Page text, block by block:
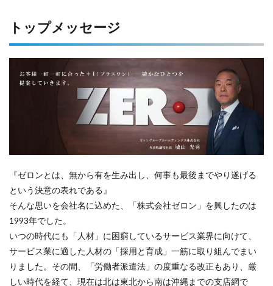
トップメッセージ
『ゼロンとは、無から有を生み出し、何事も最後までやり遂げる
という決意の表れである』
そんな思いを会社名に込めた、「株式会社ゼロン」を興したのは
1993年でした。
いつの時代にも「人材」に困窮しているサービス業界に向けて、
サービス業に適した人材の「採用と育成」一筋に取り組んでまい
りました。その間、「労働者派遣法」の度重なる改正もあり、厳
しい時代を経て、現在は北は東北から南は沖縄までの支店網で